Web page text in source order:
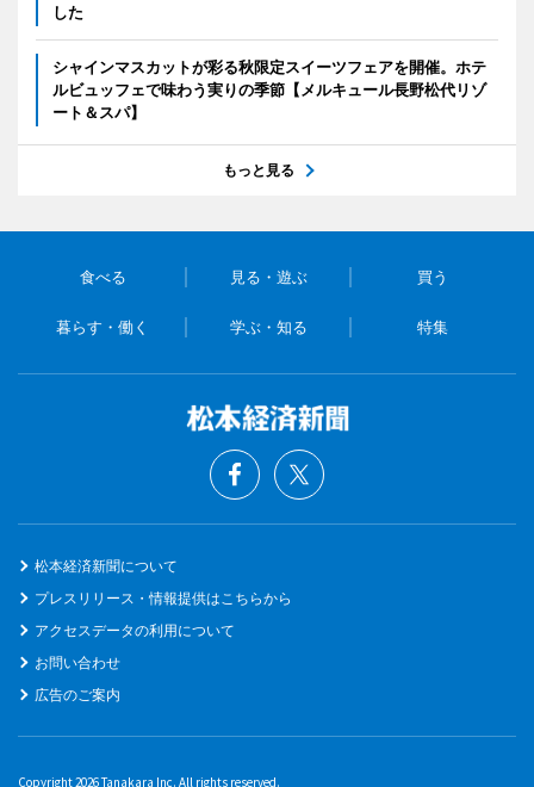
した
シャインマスカットが彩る秋限定スイーツフェアを開催。ホテ
ルビュッフェで味わう実りの季節【メルキュール長野松代リゾ
ート＆スパ】
もっと見る
食べる 見る・遊ぶ 買う
暮らす・働く 学ぶ・知る 特集
松本経済新聞について
プレスリリース・情報提供はこちらから
アクセスデータの利用について
お問い合わせ
広告のご案内
Copyright 2026 Tanakara Inc. All rights reserved.